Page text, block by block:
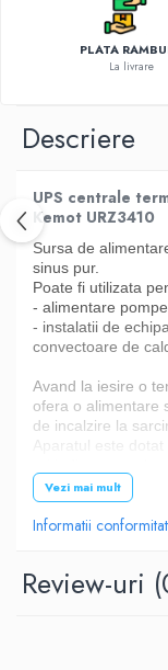
PLATA
La livrare
Descriere
UPS centrale
Kemot URZ3410
Sursa de
sinus pur.
Poate fi utilizata
- alimentare
- instalatii de
convectoare de
Avand la iesire o
ofera o alimentare
de incalzire la
Aparatul este
- tensiune de intrare
- tensiunea de
- nivelul de
Specificaţii:
Vezi mai mult
Informatii
Review-uri